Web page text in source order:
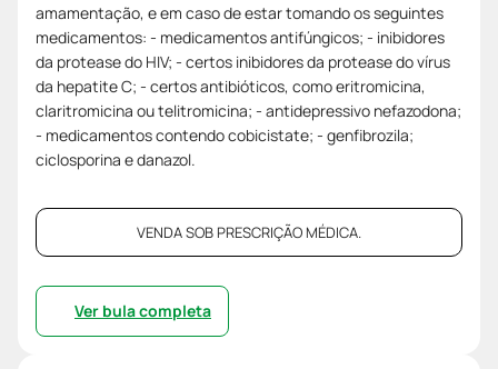
amamentação, e em caso de estar tomando os seguintes
medicamentos: - medicamentos antifúngicos; - inibidores
da protease do HIV; - certos inibidores da protease do vírus
da hepatite C; - certos antibióticos, como eritromicina,
claritromicina ou telitromicina; - antidepressivo nefazodona;
- medicamentos contendo cobicistate; - genfibrozila;
ciclosporina e danazol.
VENDA SOB PRESCRIÇÃO MÉDICA.
Ver bula completa